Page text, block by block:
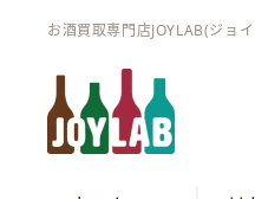
お酒買取専門店JOYLAB(ジョ